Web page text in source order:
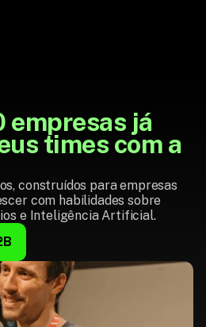
empresas já
times com a
construídos para empresas
com habilidades sobre
e Inteligência Artificial.